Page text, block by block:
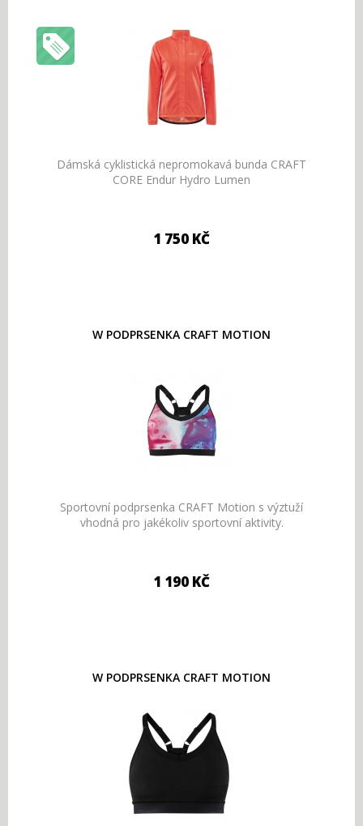
Dámská cyklistická nepromokavá bunda CRAFT
CORE Endur Hydro Lumen
1 750 KČ
W PODPRSENKA CRAFT MOTION
Sportovní podprsenka CRAFT Motion s výztuží
vhodná pro jakékoliv sportovní aktivity.
1 190 KČ
W PODPRSENKA CRAFT MOTION